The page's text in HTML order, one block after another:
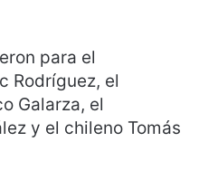
para el
Rodríguez, el
Galarza, el
y el chileno Tomás